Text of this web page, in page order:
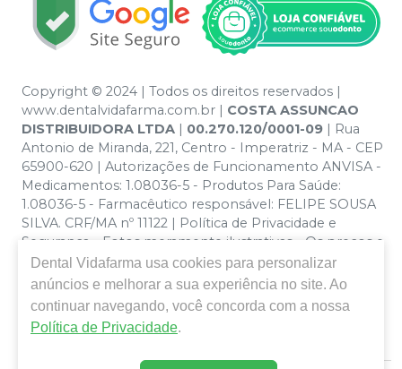
Copyright © 2024 | Todos os direitos reservados |
www.dentalvidafarma.com.br | COSTA ASSUNCAO
DISTRIBUIDORA LTDA | 00.270.120/0001-09 | Rua
Antonio de Miranda, 221, Centro - Imperatriz - MA - CEP
65900-620 | Autorizações de Funcionamento ANVISA -
Medicamentos: 1.08036-5 - Produtos Para Saúde:
1.08036-5 - Farmacêutico responsável: FELIPE SOUSA
SILVA. CRF/MA nº 11122 | Política de Privacidade e
Segurança - Fotos meramente ilustrativas - Os preços e
condições da loja virtual estão sujeitos a alterações. Em
caso de divergência de preços no site, o valor válido é o
do Carrinho de Compra. Não vendemos por atacado
por isso nos reservamos o direito de não atender
compras de grandes volumes pelo site.
Dental Vidafarma usa cookies para personalizar
anúncios e melhorar a sua experiência no site. Ao
continuar navegando, você concorda com a nossa
Política de Privacidade.